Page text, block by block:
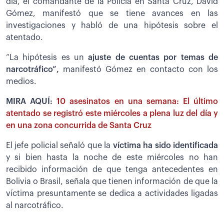
día, el comandante de la Policía en Santa Cruz, David
Gómez, manifestó que se tiene avances en las
investigaciones y habló de una hipótesis sobre el
atentado.
“La hipótesis es unajuste de cuentas por temas de
narcotráfico”, manifestó Gómez en contacto con los
medios.
MIRA AQUÍ:10 asesinatos en una semana: El último
atentado se registró este miércoles a plena luz del día y
en una zona concurrida de Santa Cruz
El jefe policial señaló que la víctima ha sido identificada
y si bien hasta la noche de este miércoles no han
recibido información de que tenga antecedentes en
Bolivia o Brasil, señala que tienen información de que la
víctima presuntamente se dedica a actividades ligadas
al narcotráfico.